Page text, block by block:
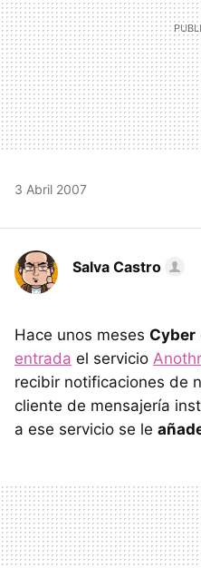
3 Abril 2007
Salva Castro
Hace unos meses Cyber
entrada el servicio Anothr
recibir notificaciones de
cliente de mensajería
a ese servicio se le